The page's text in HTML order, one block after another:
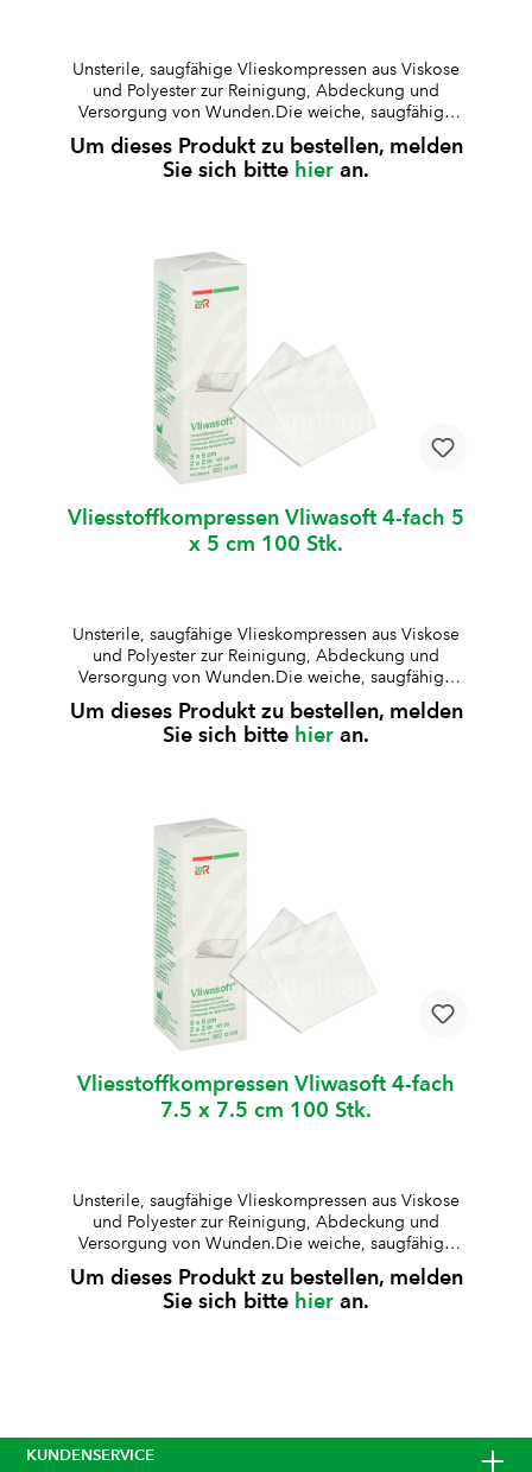
Unsterile, saugfähige Vlieskompressen aus Viskose
und Polyester zur Reinigung, Abdeckung und
Versorgung von Wunden.Die weiche, saugfähige
Struktur ermöglicht eine zuverlässige Aufnahme von
Flüssigkeiten. unsteril4-fach gelegtsterilisierbaraus
67% Viskose und 33% Polyesterweich und
Um dieses Produkt zu bestellen, melden
Sie sich bitte hier an.
Vliesstoffkompressen Vliwasoft 4-fach 5
x 5 cm 100 Stk.
Unsterile, saugfähige Vlieskompressen aus Viskose
und Polyester zur Reinigung, Abdeckung und
Versorgung von Wunden.Die weiche, saugfähige
Struktur ermöglicht eine zuverlässige Aufnahme von
Flüssigkeiten. unsteril4-fach gelegtsterilisierbaraus
67% Viskose und 33% Polyesterweich und
Um dieses Produkt zu bestellen, melden
Sie sich bitte hier an.
Vliesstoffkompressen Vliwasoft 4-fach
7.5 x 7.5 cm 100 Stk.
Unsterile, saugfähige Vlieskompressen aus Viskose
und Polyester zur Reinigung, Abdeckung und
Versorgung von Wunden.Die weiche, saugfähige
Struktur ermöglicht eine zuverlässige Aufnahme von
Flüssigkeiten. unsteril4-fach gelegtsterilisierbaraus
67% Viskose und 33% Polyesterweich und
Um dieses Produkt zu bestellen, melden
Sie sich bitte hier an.
KUNDENSERVICE